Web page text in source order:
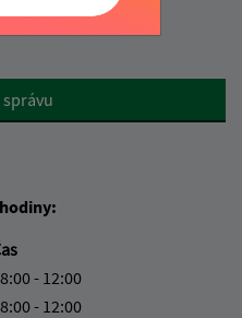
osobných
- 12:00
- 12:00